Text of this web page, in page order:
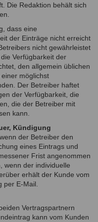
Die Redaktion behält sich
dass eine
der Einträge nicht erreicht
nicht gewährleistet
Verfügbarkeit der
den allgemein üblichen
möglichst
Der Betreiber haftet
der Verfügbarkeit, die
die der Betreiber mit
kann.
Kündigung
der Betreiber den
eines Eintrags und
Frist angenommen
wenn der individuelle
erhält der Kunde vom
per E-Mail.
Vertragspartnern
kann vom Kunden